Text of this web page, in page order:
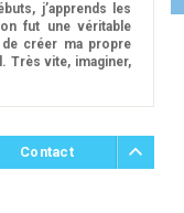
j’apprends les
fut une véritable
de créer ma propre
Très vite, imaginer,
Contact